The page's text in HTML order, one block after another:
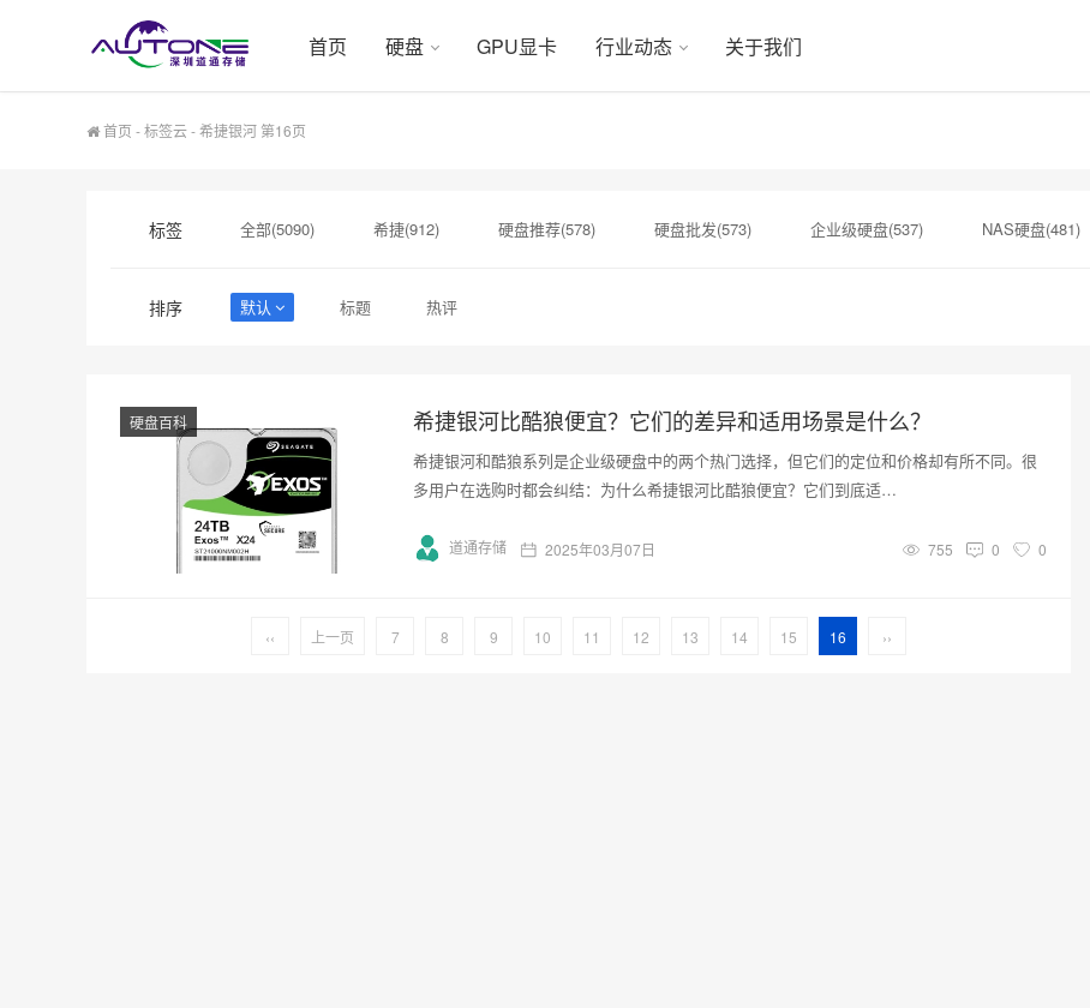
首页 硬盘 GPU显卡 行业动态 关于我们
首页 -标签云- 希捷银河 第16页
标签 全部(5090) 希捷(912) 硬盘推荐(578) 硬盘批发(573) 企业级硬盘(537) NAS硬盘(481)
排序 默认 标题 热评
硬盘百科 希捷银河比酷狼便宜？它们的差异和适用场景是什么？
希捷银河和酷狼系列是企业级硬盘中的两个热门选择，但它们的定位和价格却有所不同。很
多用户在选购时都会纠结：为什么希捷银河比酷狼便宜？它们到底适…
道通存储 2025年03月07日 755 0 0
‹‹ 上一页 7 8 9 10 11 12 13 14 15 16 ››